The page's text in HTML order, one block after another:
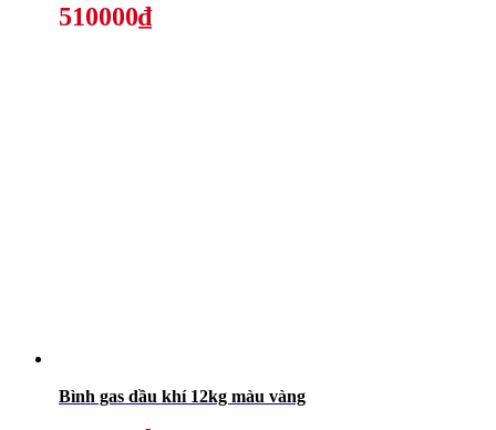
510000₫
Bình gas dầu khí 12kg màu vàng